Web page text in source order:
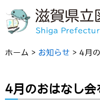
ホーム > お知らせ > 4月
4月のおはなし会